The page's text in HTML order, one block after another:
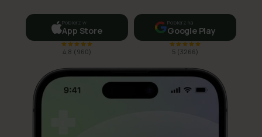
Pobierz w
App Store
4,8 ( 960)
Pobierz na
Google Play
5 (3266)